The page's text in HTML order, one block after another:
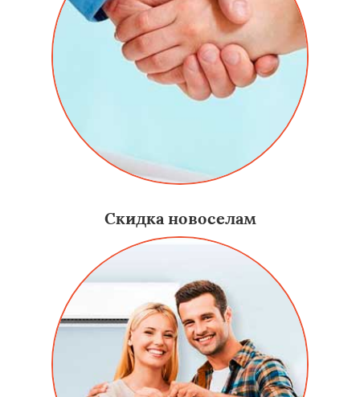
Скидка новоселам